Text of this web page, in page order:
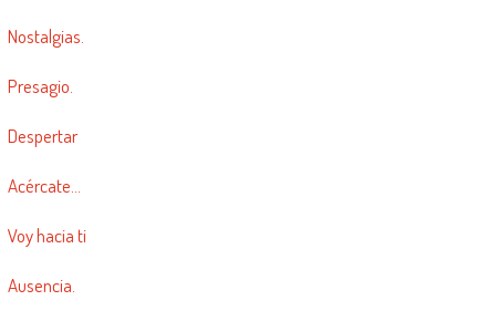
Nostalgias.
Presagio.
Despertar
Acércate…
Voy hacia ti
Ausencia.